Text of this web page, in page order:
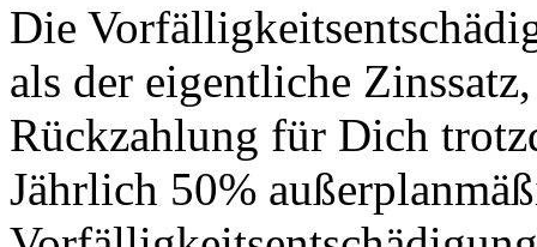
Die
als der eigentliche
Rückzahlung für Dich
Jährlich 50%